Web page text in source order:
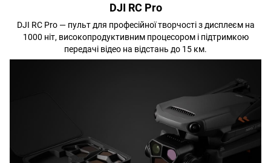
DJI RC Pro
DJI RC Pro — пульт для професійної творчості з дисплеєм на
1000 ніт, високопродуктивним процесором і підтримкою
передачі відео на відстань до 15 км.